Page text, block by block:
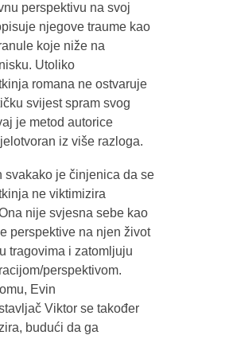
perspektivu na svoj
njegove traume kao
koje niže na
Utoliko
romana ne ostvaruje
svijest spram svog
je metod autorice
iz više razloga.
svakako je činjenica da se
ne viktimizira
nije svjesna sebe kao
perspektive na njen život
tragovima i zatomljuju
perspektivom.
Evin
Viktor se također
budući da ga